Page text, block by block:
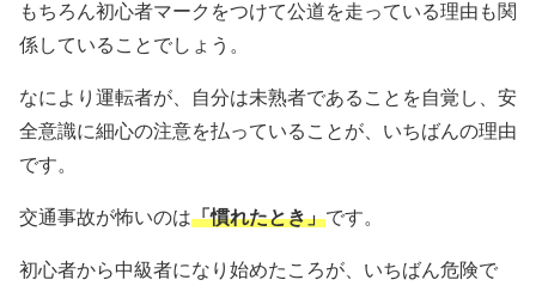
もちろん初心者マークをつけて公道を走っている理由も関
係していることでしょう。
なにより運転者が、自分は未熟者であることを自覚し、安
全意識に細心の注意を払っていることが、いちばんの理由
です。
交通事故が怖いのは「慣れたとき」です。
初心者から中級者になり始めたころが、いちばん危険で